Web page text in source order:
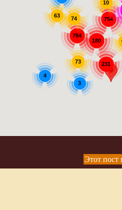
784
754
180
231
73
10
3
63
4
74
Этот пост